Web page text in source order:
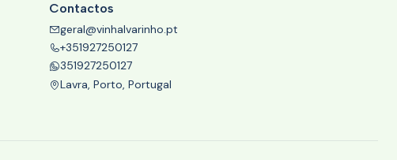
Contactos
geral@vinhalvarinho.pt
+351927250127
351927250127
Lavra, Porto, Portugal